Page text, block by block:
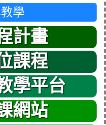
學
計畫
課程
學平台
網站